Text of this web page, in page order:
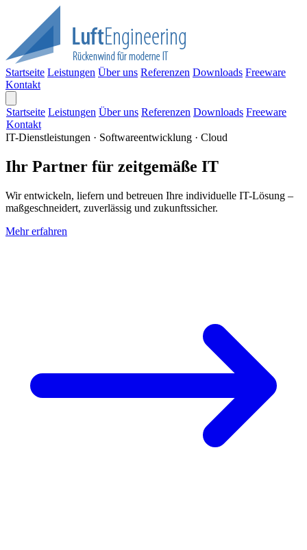
Startseite Leistungen Über uns Referenzen Downloads Freeware
Kontakt
Startseite Leistungen Über uns Referenzen Downloads Freeware
Kontakt
IT-Dienstleistungen · Softwareentwicklung · Cloud
Ihr Partner für zeitgemäße IT
Wir entwickeln, liefern und betreuen Ihre individuelle IT-Lösung –
maßgeschneidert, zuverlässig und zukunftssicher.
Mehr erfahren